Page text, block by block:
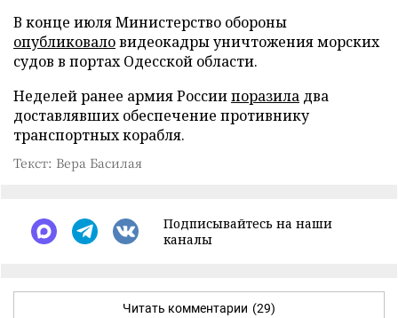
В конце июля Министерство обороны
опубликоваловидеокадры уничтожения морских
судов в портах Одесской области.
Неделей ранее армия Россиипоразила два
доставлявших обеспечение противнику
транспортных корабля.
Текст: Вера Басилая
Подписывайтесь на наши
каналы
Читать комментарии (29)